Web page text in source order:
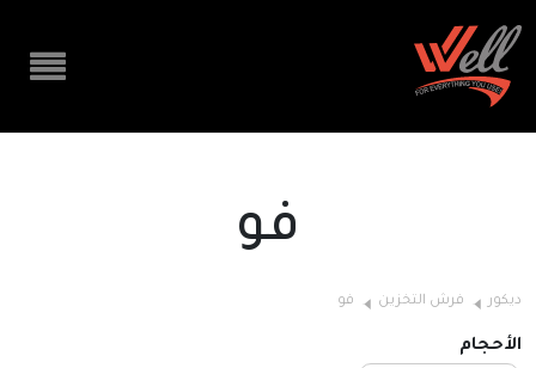
فو
ديكور فرش التخزين فو
الأحجام